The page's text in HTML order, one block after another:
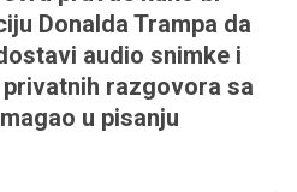
Donalda Trampa da
audio snimke i
razgovora sa
u pisanju